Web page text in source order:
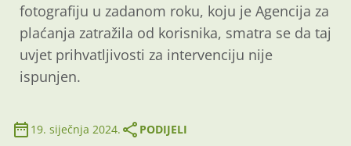
fotografiju u zadanom roku, koju je Agencija za
plaćanja zatražila od korisnika, smatra se da taj
uvjet prihvatljivosti za intervenciju nije
ispunjen.
19. siječnja 2024. PODIJELI